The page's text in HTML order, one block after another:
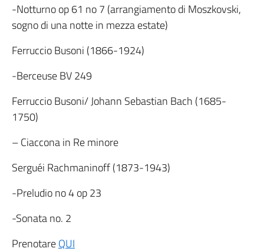
-Notturno op 61 no 7 (arrangiamento di Moszkovski,
sogno di una notte in mezza estate)
Ferruccio Busoni (1866-1924)
-Berceuse BV 249
Ferruccio Busoni/ Johann Sebastian Bach (1685-
1750)
– Ciaccona in Re minore
Serguéi Rachmaninoff (1873-1943)
-Preludio no 4 op 23
-Sonata no. 2
PrenotareQUI